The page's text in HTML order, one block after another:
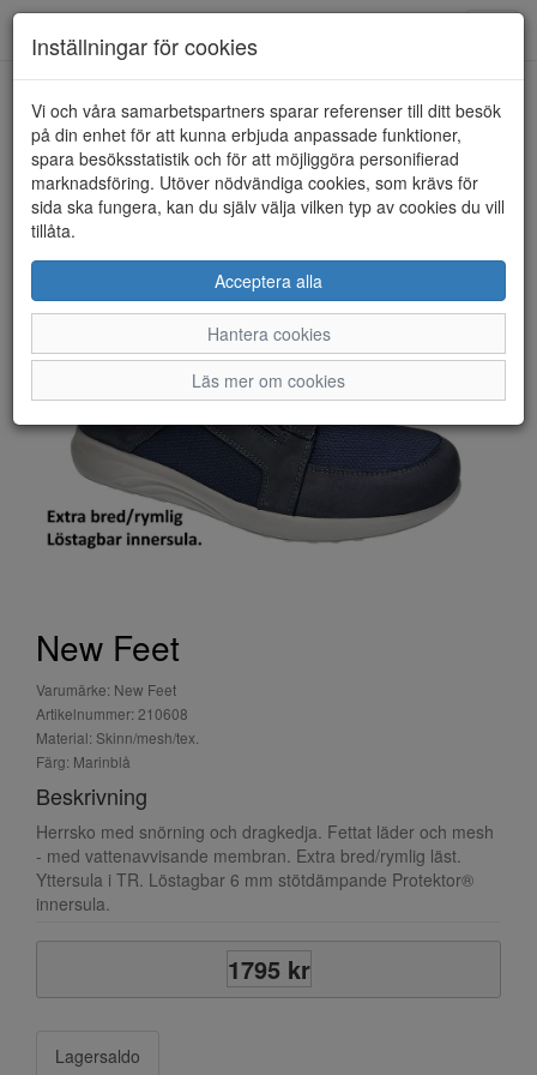
HEM NEW FEET
New Feet
Varumärke: New Feet
Artikelnummer: 210608
Material: Skinn/mesh/tex.
Färg: Marinblå
Beskrivning
Herrsko med snörning och dragkedja. Fettat läder och mesh
- med vattenavvisande membran. Extra bred/rymlig läst.
Yttersula i TR. Löstagbar 6 mm stötdämpande Protektor®
innersula.
1795 kr
Lagersaldo
Inställningar för cookies
Vi och våra samarbetspartners sparar referenser till ditt besök
på din enhet för att kunna erbjuda anpassade funktioner,
spara besöksstatistik och för att möjliggöra personifierad
marknadsföring. Utöver nödvändiga cookies, som krävs för
sida ska fungera, kan du själv välja vilken typ av cookies du vill
tillåta.
Acceptera alla
Hantera cookies
Läs mer om cookies